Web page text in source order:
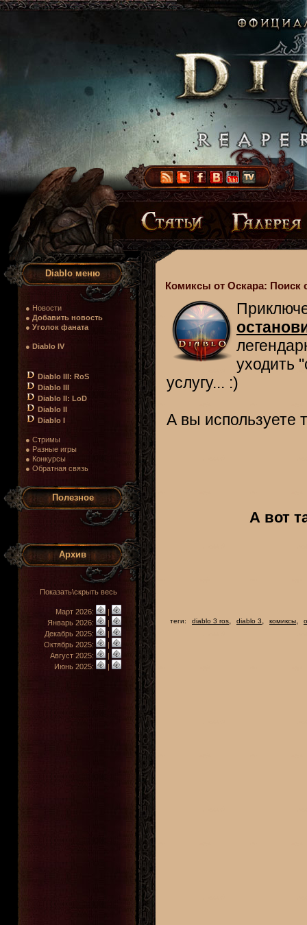
Diablo меню
● Новости
● Добавить новость
● Уголок фаната
● Diablo IV
Diablo III: RoS
Diablo III
Diablo II: LoD
Diablo II
Diablo I
● Стримы
● Разные игры
● Конкурсы
● Обратная связь
Полезное
Архив
Показать\скрыть весь
Март 2026:
|
Январь 2026:
|
Декабрь 2025:
|
Октябрь 2025:
|
Август 2025:
|
Июнь 2025:
|
Комиксы от Оскара: Поиск
уходить
услугу... :)
А вы используете
А вот
теги: diablo 3 ros, diablo 3, комиксы,